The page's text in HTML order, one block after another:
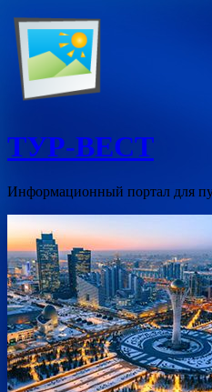
Перейти
содержимому
ТУР-ВЕСТ
Информационный портал для